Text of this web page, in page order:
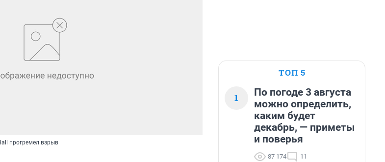
прогремел взрыв
ТОП 5
1
По погоде 3 августа
можно определить,
каким будет
декабрь, — приметы
и поверья
87 174 11